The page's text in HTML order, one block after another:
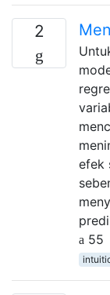
2
efek
55